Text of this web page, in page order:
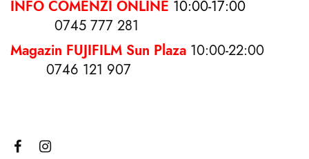
INFO COMENZI ONLINE 10:00-17:00
0745 777 281
Magazin FUJIFILM Sun Plaza 10:00-22:00
0746 121 907